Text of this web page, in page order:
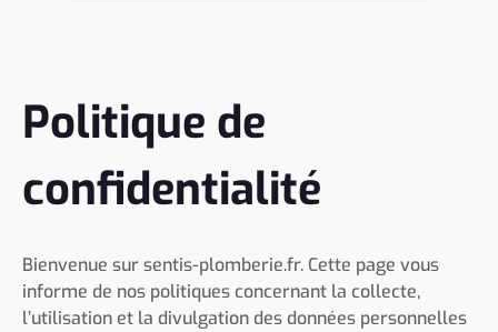
Politique de
confidentialité
Bienvenue sur sentis-plomberie.fr. Cette page vous
informe de nos politiques concernant la collecte,
l’utilisation et la divulgation des données personnelles